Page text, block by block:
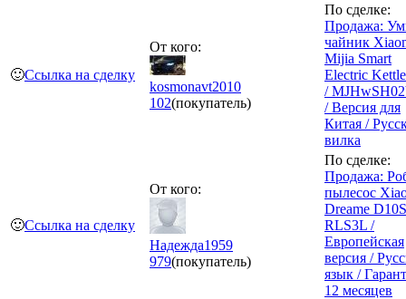
🙂Ссылка на сделку
От кого:
kosmonavt2010
102(покупатель)
По сделке:
Продажа:
чайник
Mijia Smart
Electric
/
/ Версия для
Китая /
вилка
🙂Ссылка на сделку
От кого:
Надежда1959
979(покупатель)
По сделке:
Продажа:
пылесос
Dreame
RLS3L /
Европейская
версия /
язык /
12 месяцев